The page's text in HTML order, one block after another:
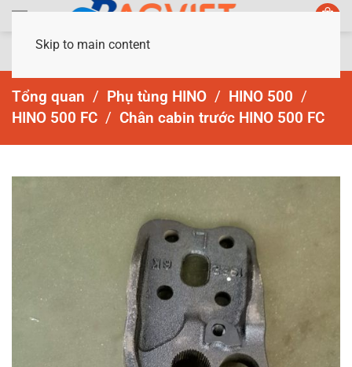
Skip to main content
Tổng quan Phụ tùng HINO
HINO 500
HINO 500 FC
Chân cabin trước HINO 500 FC